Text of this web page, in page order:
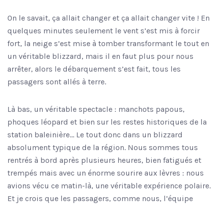
On le savait, ça allait changer et ça allait changer vite ! En
quelques minutes seulement le vent s’est mis à forcir
fort, la neige s’est mise à tomber transformant le tout en
un véritable blizzard, mais il en faut plus pour nous
arrêter, alors le débarquement s’est fait, tous les
passagers sont allés à terre.
Là bas, un véritable spectacle : manchots papous,
phoques léopard et bien sur les restes historiques de la
station baleinière… Le tout donc dans un blizzard
absolument typique de la région. Nous sommes tous
rentrés à bord après plusieurs heures, bien fatigués et
trempés mais avec un énorme sourire aux lèvres : nous
avions vécu ce matin-là, une véritable expérience polaire.
Et je crois que les passagers, comme nous, l’équipe